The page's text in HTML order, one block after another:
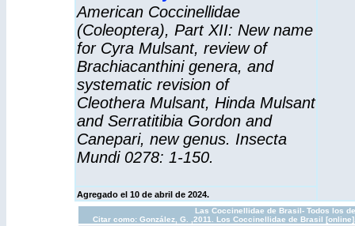
American Coccinellidae
(Coleoptera), Part XII: New name
for Cyra Mulsant, review of
Brachiacanthini genera, and
systematic revision of
Cleothera Mulsant, Hinda Mulsant
and Serratitibia Gordon and
Canepari, new genus. Insecta
Mundi 0278: 1-150.
Agregado el 10 de abril de 2024.
Las Coccinellidae de Brasil- Todos los
Citar como: González, G. ,2011. Los Coccinellidae de Brasil